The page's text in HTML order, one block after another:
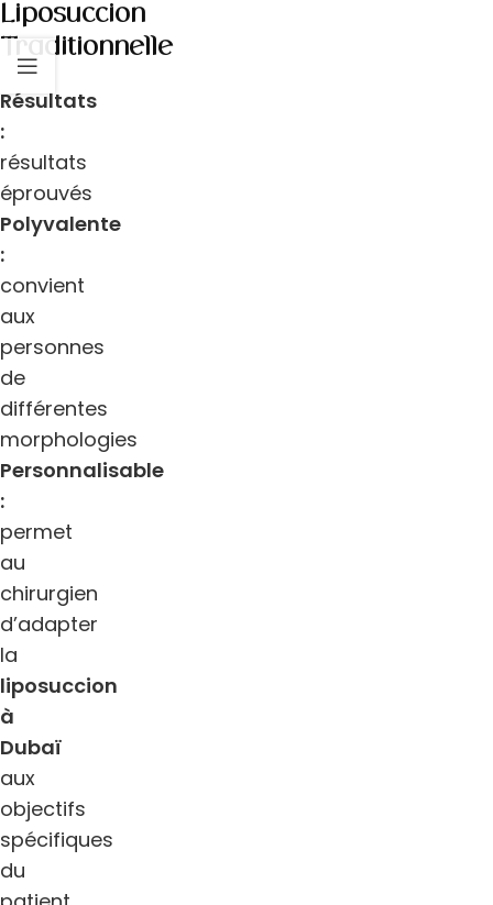
Liposuccion
Traditionnelle
Résultats
:
résultats
éprouvés
Polyvalente
:
convient
aux
personnes
de
différentes
morphologies
Personnalisable
:
permet
au
chirurgien
d’adapter
la
liposuccion
à
Dubaï
aux
objectifs
spécifiques
du